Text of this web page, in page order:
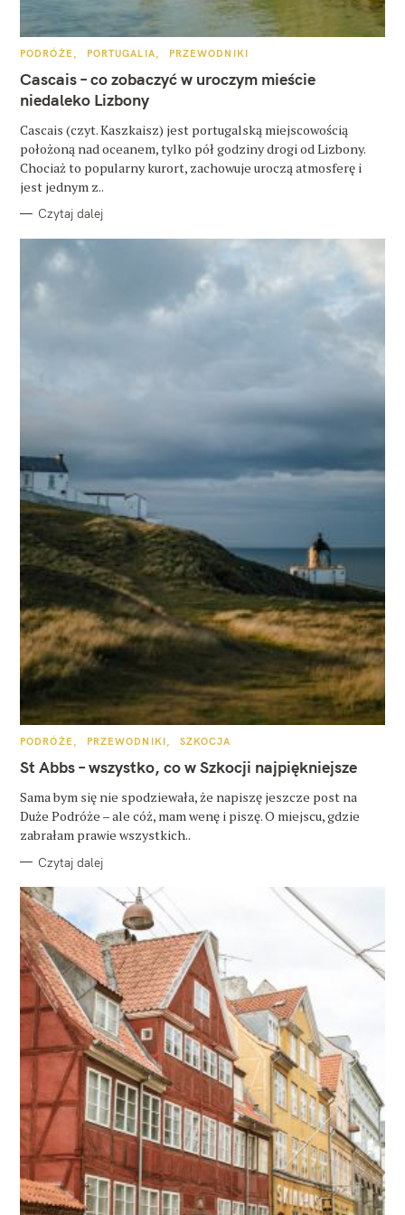
K
T
E
G
O
I
PODRÓŻE PORTUGALIA PRZEWODNIKI
Cascais – co zobaczyć w uroczym mieście
niedaleko Lizbony
Cascais (czyt. Kaszkaisz) jest portugalską miejscowością
położoną nad oceanem, tylko pół godziny drogi od Lizbony.
Chociaż to popularny kurort, zachowuje uroczą atmosferę i
jest jednym z..
Czytaj dalej
K
T
E
O
R
I
PODRÓŻE PRZEWODNIKI SZKOCJA
St Abbs – wszystko, co w Szkocji najpiękniejsze
Sama bym się nie spodziewała, że napiszę jeszcze post na
Duże Podróże – ale cóż, mam wenę i piszę. O miejscu, gdzie
zabrałam prawie wszystkich..
Czytaj dalej
k
j